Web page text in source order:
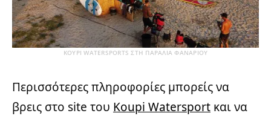
KOYPI WATERSPORTS ΣΤΗ ΠΑΡΑΛΙΑ ΦΑΝΑΡΙΟΥ
Περισσότερες πληροφορίες μπορείς να
βρεις στο site του Koupi Watersport και να